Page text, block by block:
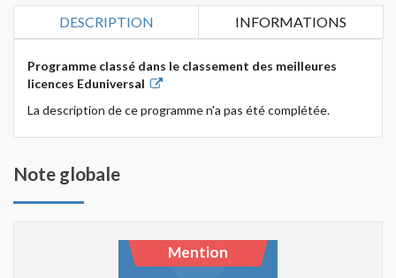
DESCRIPTION INFORMATIONS
Programme classé dans le classement des meilleures
licences Eduniversal
La description de ce programme n'a pas été complétée.
Note globale
Mention